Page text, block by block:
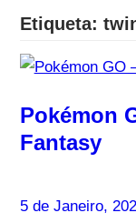
Etiqueta:
Pokémon
Fantasy
5 de Janeiro,